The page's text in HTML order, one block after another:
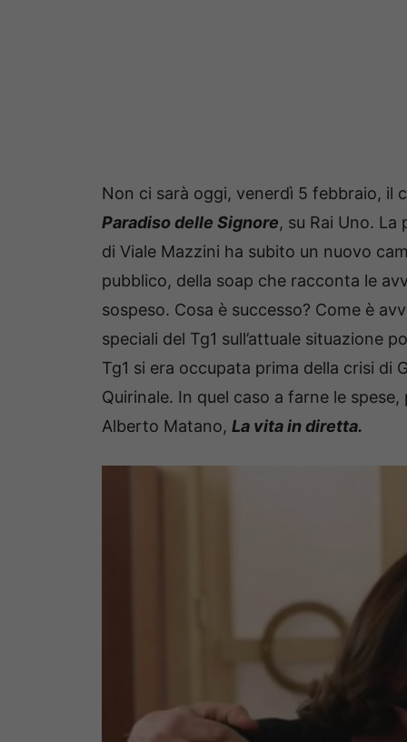
Non ci sarà oggi, venerdì 5 febbraio, il
Paradiso delle Signore, su Rai Uno.
di Viale Mazzini ha subito un nuovo
pubblico, della soap che racconta le
sospeso. Cosa è successo? Come è
speciali del Tg1 sull’attuale situazione
Tg1 si era occupata prima della crisi di
Quirinale. In quel caso a farne le
Alberto Matano, La vita in diretta.